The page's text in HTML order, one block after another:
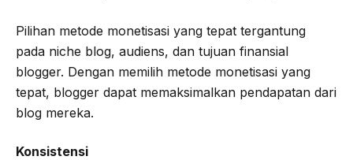
Pilihan metode monetisasi yang tepat tergantung
pada niche blog, audiens, dan tujuan finansial
blogger. Dengan memilih metode monetisasi yang
tepat, blogger dapat memaksimalkan pendapatan dari
blog mereka.
Konsistensi